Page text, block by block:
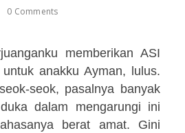
0 Comments
memberikan ASI
anakku Ayman, lulus.
seok, pasalnya banyak
dalam mengarungi ini
berat amat. Gini